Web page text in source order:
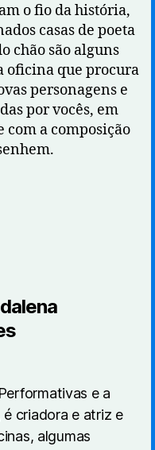
o fio da história,
casas de poeta
chão são alguns
oficina que procura
personagens e
por vocês, em
com a composição
e a
criadora e atriz e
algumas